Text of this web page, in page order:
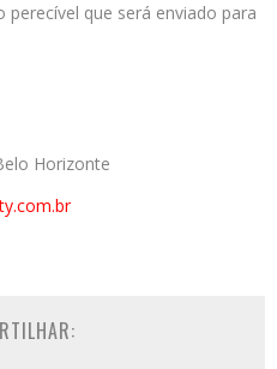
que será enviado para
Horizonte